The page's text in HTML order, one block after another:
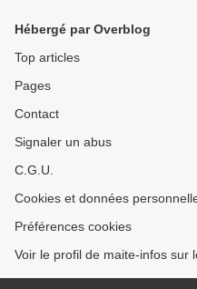
Hébergé par Overblog
Top articles
Pages
Contact
Signaler un abus
C.G.U.
Cookies et données
Préférences cookies
Voir le profil de maite-infos sur